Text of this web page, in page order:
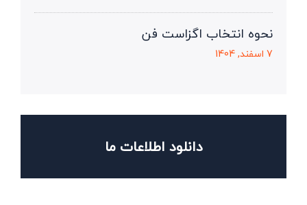
نحوه انتخاب اگزاست فن
7 اسفند, 1404
دانلود اطلاعات ما